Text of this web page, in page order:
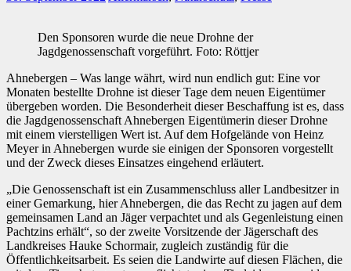
Den Sponsoren wurde die neue Drohne der
Jagdgenossenschaft vorgeführt. Foto: Röttjer
Ahnebergen – Was lange währt, wird nun endlich gut: Eine vor
Monaten bestellte Drohne ist dieser Tage dem neuen Eigentümer
übergeben worden. Die Besonderheit dieser Beschaffung ist es, dass
die Jagdgenossenschaft Ahnebergen Eigentümerin dieser Drohne
mit einem vierstelligen Wert ist. Auf dem Hofgelände von Heinz
Meyer in Ahnebergen wurde sie einigen der Sponsoren vorgestellt
und der Zweck dieses Einsatzes eingehend erläutert.
„Die Genossenschaft ist ein Zusammenschluss aller Landbesitzer in
einer Gemarkung, hier Ahnebergen, die das Recht zu jagen auf dem
gemeinsamen Land an Jäger verpachtet und als Gegenleistung einen
Pachtzins erhält“, so der zweite Vorsitzende der Jägerschaft des
Landkreises Hauke Schormair, zugleich zuständig für die
Öffentlichkeitsarbeit. Es seien die Landwirte auf diesen Flächen, die